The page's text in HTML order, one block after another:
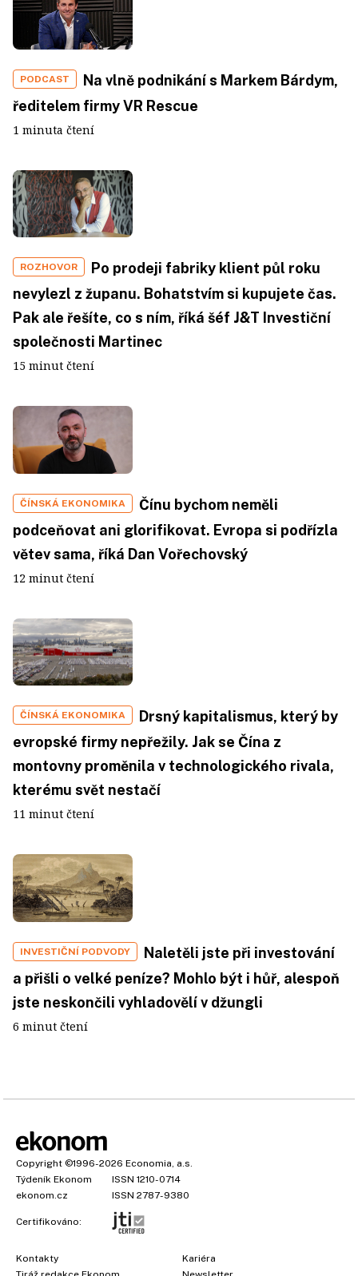
PODCAST
Na vlně podnikání s Markem Bárdym,
ředitelem firmy VR Rescue
1 minuta čtení
ROZHOVOR
Po prodeji fabriky klient půl roku
nevylezl z županu. Bohatstvím si kupujete čas.
Pak ale řešíte, co s ním, říká šéf J&T Investiční
společnosti Martinec
15 minut čtení
ČÍNSKÁ EKONOMIKA
Čínu bychom neměli
podceňovat ani glorifikovat. Evropa si podřízla
větev sama, říká Dan Vořechovský
12 minut čtení
ČÍNSKÁ EKONOMIKA
Drsný kapitalismus, který by
evropské firmy nepřežily. Jak se Čína z
montovny proměnila v technologického rivala,
kterému svět nestačí
11 minut čtení
INVESTIČNÍ PODVODY
Naletěli jste při investování
a přišli o velké peníze? Mohlo být i hůř, alespoň
jste neskončili vyhladovělí v džungli
6 minut čtení
Copyright ©1996-2026 Economia, a.s.
Týdeník Ekonom
ISSN 1210-0714
ekonom.cz
ISSN 2787-9380
Certifikováno:
Kontakty
Kariéra